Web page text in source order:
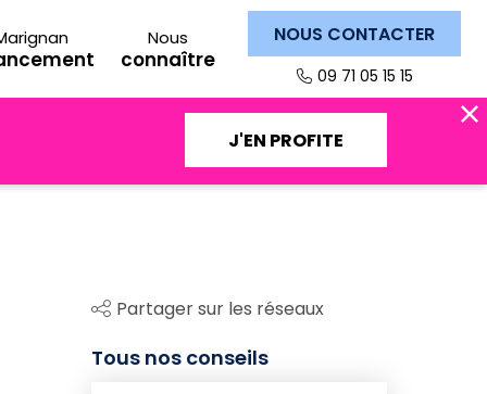
Nous
connaître
NOUS CONTACTER
09 71 05 15 15
J'EN PROFITE
Partager sur les réseaux
Tous nos conseils